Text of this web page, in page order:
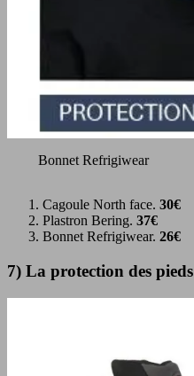
Bonnet Refrigiwear
Cagoule North face. 30€
Plastron Bering. 37€
Bonnet Refrigiwear. 26€
7) La protection des pieds